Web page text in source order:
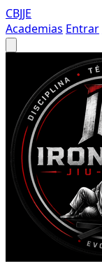
CBJJE
Academias Entrar